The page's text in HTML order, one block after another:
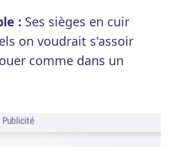
: Ses sièges en cuir
on voudrait s'assoir
comme dans un
Publicité